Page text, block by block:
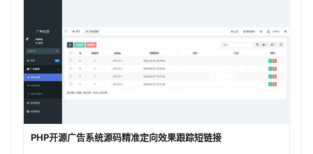
PHP开源广告系统源码精准定向效果跟踪短链接